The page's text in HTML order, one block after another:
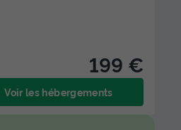
199 €
Voir les hébergements